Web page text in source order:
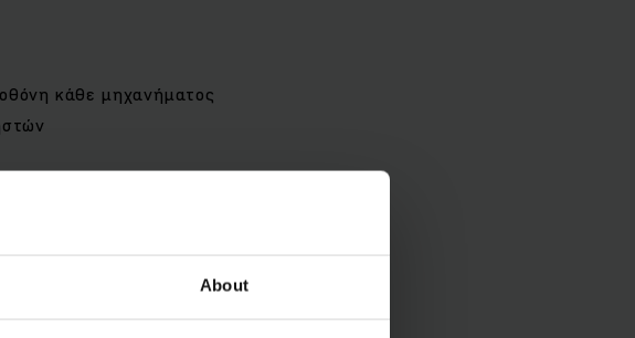
About
κάθε μηχανήματος
EasyAccess
επιβάλλουν ευέλικτες λύσεις.